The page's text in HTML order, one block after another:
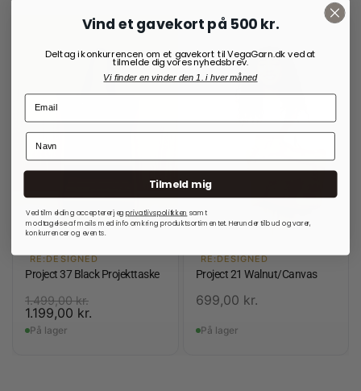
RE:DESIGNED
Project 37 Black Projekttaske
1.499,00kr.
1.199,00 kr.
På lager
RE:DESIGNED
Project 21 Walnut/Canvas
699,00 kr.
På lager
Vind et gavekort på 500 kr.
Deltag i konkurrencen om et gavekort til VegaGarn.dk ved at
tilmelde dig vores nyhedsbrev.
Vi finder en vinder den 1. i hver måned
Tilmeld mig
Ved tilmelding accepterer jegprivatlivspolitkken samt
modtagelse af mails med info omkring produktsortimentet. Herunder tilbud og varer,
konkurrencer og events.